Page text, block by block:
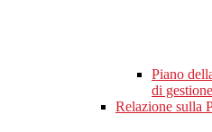
Piano
di gestione
Relazione sulla